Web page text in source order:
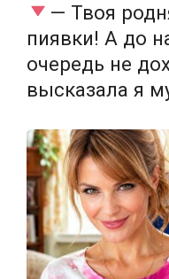
— Твоя
пиявки! А до
очередь не
высказала я